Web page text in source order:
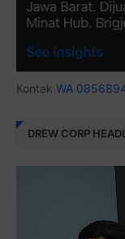
Kontak WA
DREW CORP